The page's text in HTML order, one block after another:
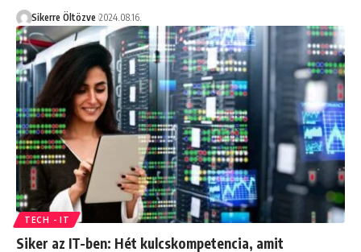
Sikerre Öltözve 2024.08.16.
TECH - IT
Siker az IT-ben: Hét kulcskompetencia, amit